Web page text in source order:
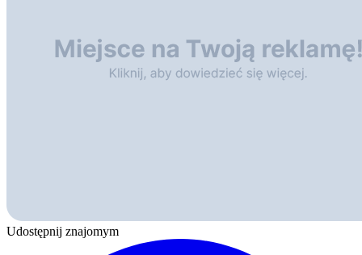
Udostępnij znajomym